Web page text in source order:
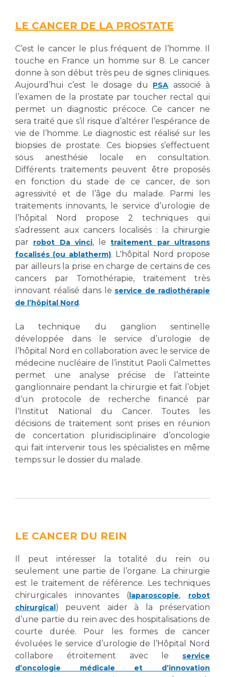
Vos droits, vos devoirs
Handicap
Handi 13
Pôle Médecine Physique et Réadaptation
Accueil sourds et malentendants
Charte Romain Jacob
Mouvement Parcours Handicap 13
Activité physique
Cancer
Médecine nucléaire
Maladies rares
Maternité Hôpital Nord
Vos représentants
La Commission Des Usagers (CDU)
Les Comités Locaux des Usagers
Le projet des usagers
Protection des données
Sécurité
Les recherches en santé à l’AP-HM
Lieu de santé sans tabac
Plateforme des internes
Professionnels de santé
Adresser un patient
Réseaux de soins
Adresser un examen au Laboratoire de Biologie
Médicale
Radiologie / Imagerie
Cancérologie
Les pôles d'activité médicale
Anatomie et Cytologie Pathologiques
Adresser un examen au Laboratoire d'Infectiologie
Centres de référence Maladies Rares
Plateforme d'Expertise Maladies Rares
Presse / Multimédia
Communiqués de presse
Dossiers de presse
Médiathèque
Fournisseurs
Rôles et missions
Liste des marchés conclus
LE CANCER DE LA PROSTATE
C’est le cancer le plus fréquent de l’homme. Il
touche en France un homme sur 8. Le cancer
donne à son début très peu de signes cliniques.
Aujourd’hui c’est le dosage du PSA associé à
l’examen de la prostate par toucher rectal qui
permet un diagnostic précoce. Ce cancer ne
sera traité que s’il risque d’altérer l’espérance de
vie de l’homme. Le diagnostic est réalisé sur les
biopsies de prostate. Ces biopsies s’effectuent
sous anesthésie locale en consultation.
Différents traitements peuvent être proposés
en fonction du stade de ce cancer, de son
agressivité et de l’âge du malade. Parmi les
traitements innovants, le service d’urologie de
l’hôpital Nord propose 2 techniques qui
s’adressent aux cancers localisés : la chirurgie
par robot Da vinci, letraitement par ultrasons
focalisés (ou ablatherm). L'hôpital Nord propose
par ailleurs la prise en charge de certains de ces
cancers par Tomothérapie, traitement très
innovant réalisé dans le service de radiothérapie
de l’hôpital Nord.
La technique du ganglion sentinelle
développée dans le service d’urologie de
l’hôpital Nord en collaboration avec le service de
médecine nucléaire de l’institut Paoli Calmettes
permet une analyse précise de l’atteinte
ganglionnaire pendant la chirurgie et fait l’objet
d‘un protocole de recherche financé par
l’Institut National du Cancer. Toutes les
décisions de traitement sont prises en réunion
de concertation pluridisciplinaire d’oncologie
qui fait intervenir tous les spécialistes en même
temps sur le dossier du malade.
LE CANCER DU REIN
Il peut intéresser la totalité du rein ou
seulement une partie de l’organe. La chirurgie
est le traitement de référence. Les techniques
chirurgicales innovantes (laparoscopie, robot
chirurgical) peuvent aider à la préservation
d’une partie du rein avec des hospitalisations de
courte durée. Pour les formes de cancer
évoluées le service d’urologie de l’Hôpital Nord
collabore étroitement avec le service
d’oncologie médicale et d’innovation